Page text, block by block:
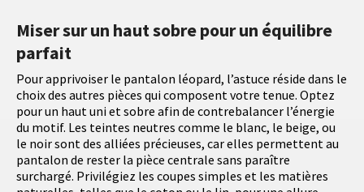
Miser sur un haut sobre pour un équilibre
parfait
Pour apprivoiser le pantalon léopard, l’astuce réside dans le
choix des autres pièces qui composent votre tenue. Optez
pour un haut uni et sobre afin de contrebalancer l’énergie
du motif. Les teintes neutres comme le blanc, le beige, ou
le noir sont des alliées précieuses, car elles permettent au
pantalon de rester la pièce centrale sans paraître
surchargé. Privilégiez les coupes simples et les matières